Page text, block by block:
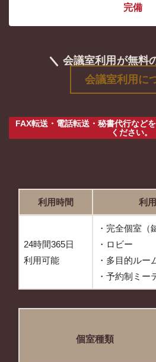
完備
会議室利用が無料
会議室利用に
FAX転送・電話転送・秘書代行など
ください。
利用時間 利
24時間365日
利用可能
・完全個室（
・ロビー
・多目的ルー
・予約制ミー
個室種類